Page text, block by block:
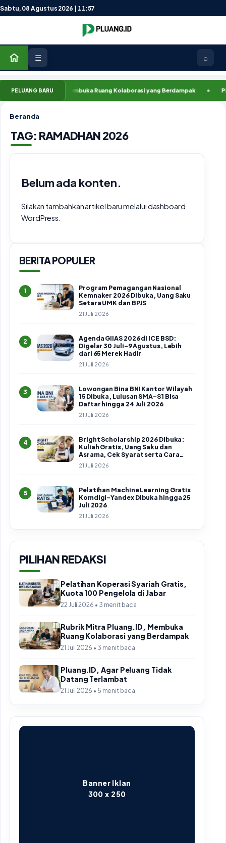
Lewati ke konten
Sabtu, 08 Agustus 2026 | 11:57
☰ ⌕
PELUANG BARU
Mitra Pluang.ID, Membuka Ruang Kolaborasi yang Berdampak
Beranda
TAG: RAMADHAN 2026
Belum ada konten.
Silakan tambahkan artikel baru melalui dashboard
WordPress.
BERITA POPULER
1
Program Pemagangan Nasional
Kemnaker 2026 Dibuka, Uang Saku
Setara UMK dan BPJS
21 Juli 2026
2
Agenda GIIAS 2026 di ICE BSD:
Digelar 30 Juli–9 Agustus, Lebih
dari 65 Merek Hadir
21 Juli 2026
3
Lowongan Bina BNI Kantor Wilayah
15 Dibuka, Lulusan SMA–S1 Bisa
Daftar hingga 24 Juli 2026
21 Juli 2026
4
Bright Scholarship 2026 Dibuka:
Kuliah Gratis, Uang Saku dan
Asrama, Cek Syarat serta Cara
Daftar
21 Juli 2026
5
Pelatihan Machine Learning Gratis
Komdigi–Yandex Dibuka hingga 25
Juli 2026
21 Juli 2026
PILIHAN REDAKSI
Pelatihan Koperasi Syariah Gratis,
Kuota 100 Pengelola di Jabar
22 Juli 2026 • 3 menit baca
Rubrik Mitra Pluang.ID, Membuka
Ruang Kolaborasi yang Berdampak
21 Juli 2026 • 3 menit baca
Pluang.ID, Agar Peluang Tidak
Datang Terlambat
21 Juli 2026 • 5 menit baca
Banner Iklan
300 x 250